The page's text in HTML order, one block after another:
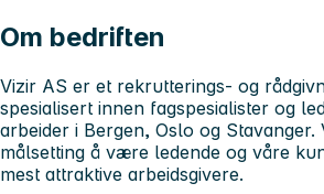
Om bedriften
Vizir AS er et rekrutterings- og
spesialisert innen fagspesialister og
arbeider i Bergen, Oslo og Stavanger.
målsetting å være ledende og våre
mest attraktive arbeidsgivere.